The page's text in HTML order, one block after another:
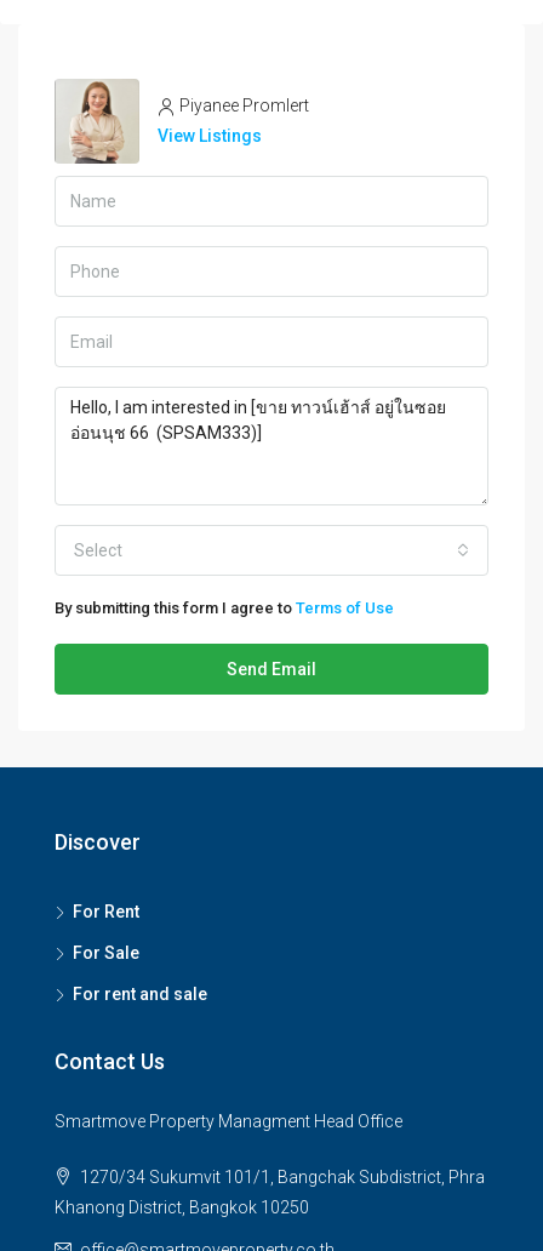
Piyanee Promlert
View Listings
Select
By submitting this form I agree to Terms of Use
Send Email
Discover
For Rent
For Sale
For rent and sale
Contact Us
Smartmove Property Managment Head Office
1270/34 Sukumvit 101/1, Bangchak Subdistrict, Phra
Khanong District, Bangkok 10250